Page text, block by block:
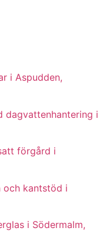
i Aspudden,
dagvattenhantering i
förgård i
och kantstöd i
i Södermalm,